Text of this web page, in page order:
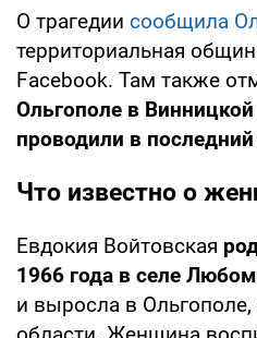
О трагедии сообщила
территориальная
Facebook. Там также
Ольгополе в
проводили в
Что известно о
Евдокия Войтовская
1966 года в селе
и выросла в